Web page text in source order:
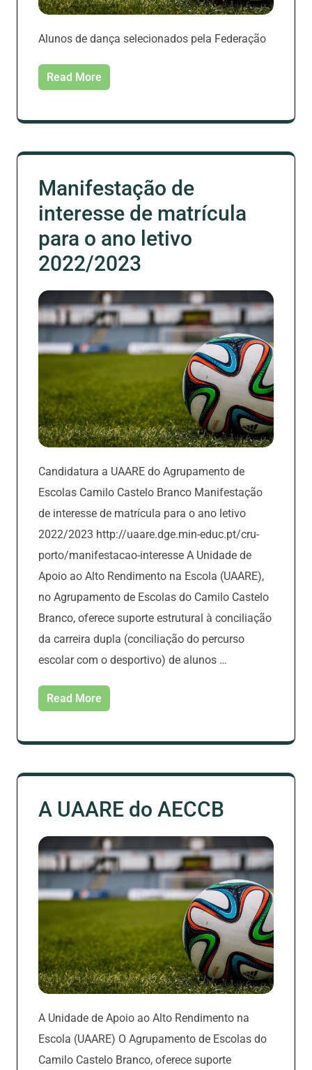
Alunos de dança selecionados pela Federação
Read More
Manifestação de
interesse de matrícula
para o ano letivo
2022/2023
Candidatura а UAARE do Agrupamento de
Escolas Camilo Castelo Branco Manifestação
de interesse de matrícula para o ano letivo
2022/2023 http://uaare.dge.min-educ.pt/cru-
porto/manifestacao-interesse A Unidade de
Apoio ao Alto Rendimento na Escola (UAARE),
no Agrupamento de Escolas do Camilo Castelo
Branco, oferece suporte estrutural à conciliação
da carreira dupla (conciliação do percurso
escolar com o desportivo) de alunos …
Read More
A UAARE do AECCB
A Unidade de Apoio ao Alto Rendimento na
Escola (UAARE) O Agrupamento de Escolas do
Camilo Castelo Branco, oferece suporte